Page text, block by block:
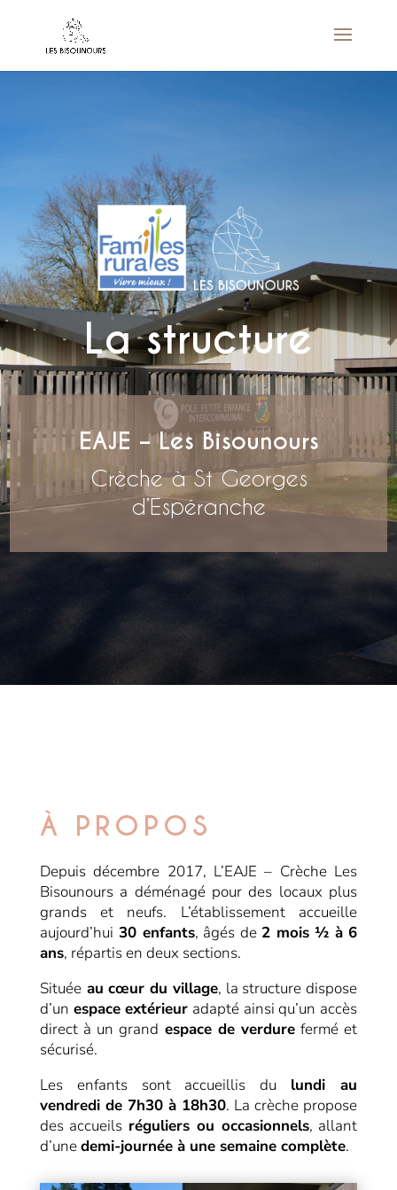
La structure
EAJE – Les Bisounours
Crèche à St Georges
d’Espéranche
À PROPOS
Depuis décembre 2017, L’EAJE – Crèche Les
Bisounours a déménagé pour des locaux plus
grands et neufs. L’établissement accueille
aujourd’hui 30 enfants, âgés de 2 mois ½ à 6
ans, répartis en deux sections.
Situéeau cœur du village, la structure dispose
d’un espace extérieur adapté ainsi qu’un accès
direct à un grand espace de verdurefermé et
sécurisé.
Les enfants sont accueillis du lundi au
vendredi de 7h30 à 18h30. La crèche propose
des accueils réguliers ou occasionnels, allant
d’unedemi-journée à une semaine complète.